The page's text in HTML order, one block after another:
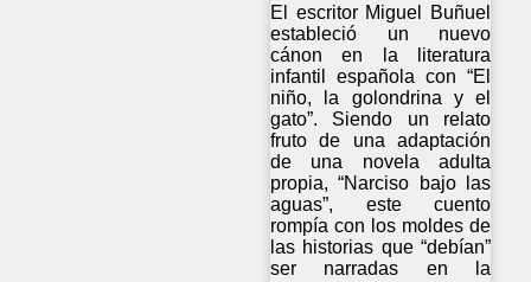
El escritor Miguel Buñuel
estableció un nuevo
cánon en la literatura
infantil española con “El
niño, la golondrina y el
gato”. Siendo un relato
fruto de una adaptación
de una novela adulta
propia, “Narciso bajo las
aguas”, este cuento
rompía con los moldes de
las historias que “debían”
ser narradas en la